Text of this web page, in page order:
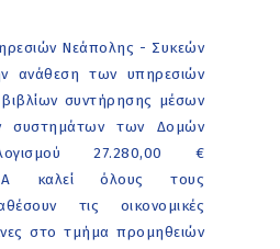
Νεάπολης - Συκεών
ανάθεση των υπηρεσιών
συντήρησης μέσων
συστημάτων των Δομών
27.280,00 €
καλεί όλους τους
τις οικονομικές
στο τμήμα προμηθειών